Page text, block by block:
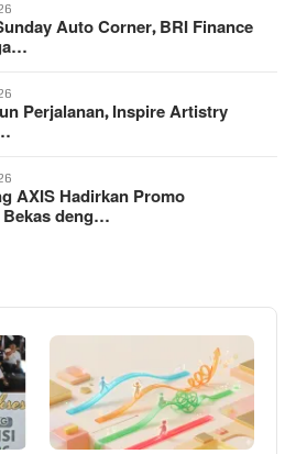
Auto Corner, BRI Finance
Perjalanan, Inspire Artistry
AXIS Hadirkan Promo
deng…